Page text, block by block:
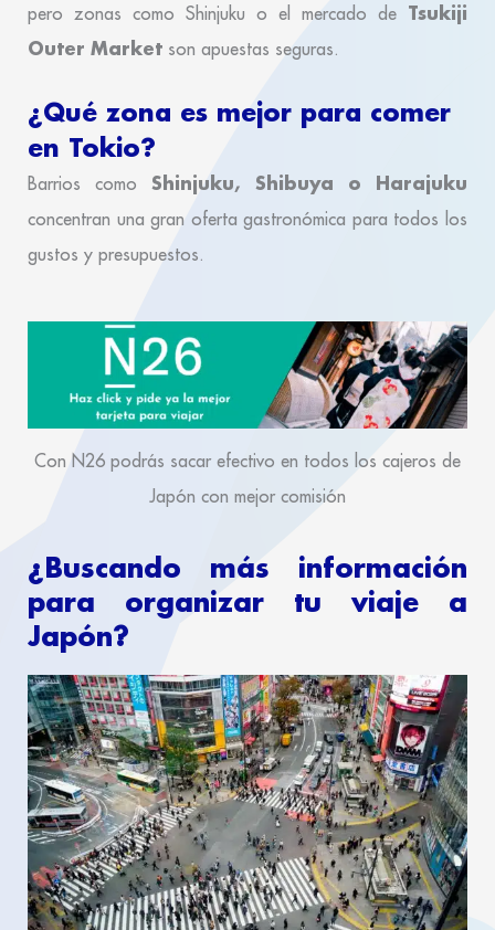
pero zonas como Shinjuku o el mercado de Tsukiji
Outer Market son apuestas seguras.
¿Qué zona es mejor para comer
en Tokio?
Barrios comoShinjuku, Shibuya o Harajuku
concentran una gran oferta gastronómica para todos los
gustos y presupuestos.
Con N26 podrás sacar efectivo en todos los cajeros de
Japón con mejor comisión
¿Buscando más información
para organizar tu viaje a
Japón?